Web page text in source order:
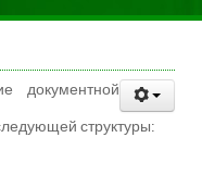
документной
структуры: